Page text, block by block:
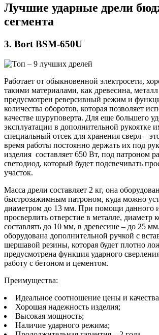
Лучшие ударные дрели
сегмента
3. Bort BSM-650U
Работает от обыкновенной электросети,
такими материалами, как древесина,
предусмотрен реверсивный режим и
количества оборотов, которая позволяет
качестве шуруповерта. Для еще большего
эксплуатации в дополнительной рукоятке
специальный отсек для хранения сверл –
время работы постоянно держать их под
изделия составляет 650 Вт, под патроном
светодиод, который будет подсвечивать
участок.
Масса дрели составляет 2 кг, она
быстрозажимным патроном, куда можно
диаметром до 13 мм. При помощи данного
просверлить отверстие в металле, диаметр
составлять до 10 мм, в древесине – до 25
оборудована дополнительной ручкой с
шершавой резины, которая будет плотно
предусмотрена функция ударного
работу с бетоном и цементом.
Преимущества:
Идеальное соотношение цены и
Хорошая надежность изделия;
Высокая мощность;
Наличие ударного режима;